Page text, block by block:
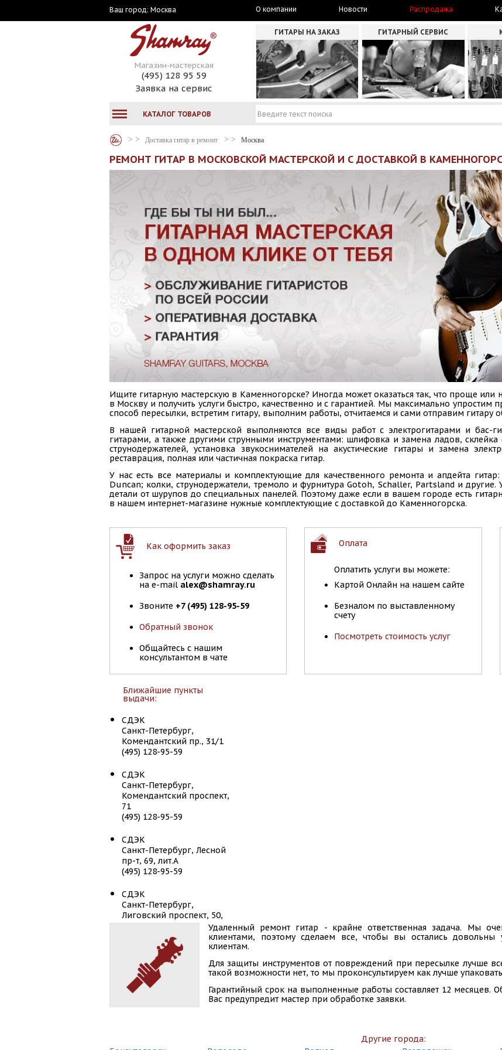
Ваш город: Москва О компании Новости Распродажа
Магазин-мастерская
(495) 128 95 59
Заявка на сервис
ГИТАРЫ НА ЗАКАЗ ГИТАРНЫЙ СЕРВИС
КАТАЛОГ ТОВАРОВ
Доставка гитар в ремонт Москва
РЕМОНТ ГИТАР В МОСКОВСКОЙ МАСТЕРСКОЙ И С ДОСТАВКОЙ В
Ищите гитарную мастерскую в Каменногорске? Иногда может оказаться так, что проще или
в Москву и получить услуги быстро, качественно и с гарантией. Мы максимально
способ пересылки, встретим гитару, выполним работы, отчитаемся и сами отправим гитару
В нашей гитарной мастерской выполняются все виды работ с электрогитарами и бас-
гитарами, а также другими струнными инструментами: шлифовка и замена ладов,
струнодержателей, установка звукоснимателей на акустические гитары и замена
реставрация, полная или частичная покраска гитар.
У нас есть все материалы и комплектующие для качественного ремонта и апдейта
Duncan; колки, струнодержатели, тремоло и фурнитура Gotoh, Schaller, Partsland и
детали от шурупов до специальных панелей. Поэтому даже если в вашем городе есть
в нашем интернет-магазине нужные комплектующие с доставкой до Каменногорска.
Как оформить заказ
Запрос на услуги можно сделать
на e-mail alex@shamray.ru
Звоните +7 (495) 128-95-59
Обратный звонок
Общайтесь с нашим
консультантом в чате
Оплата
Оплатить услуги вы можете:
Картой Онлайн на нашем сайте
Безналом по выставленному
счету
Посмотреть стоимость услуг
Ближайшие пункты
выдачи:
СДЭК
Санкт-Петербург,
Комендантский пр., 31/1
(495) 128-95-59
СДЭК
Санкт-Петербург,
Комендантский проспект,
71
(495) 128-95-59
СДЭК
Санкт-Петербург, Лесной
пр-т, 69, лит.А
(495) 128-95-59
СДЭК
Санкт-Петербург,
Лиговский проспект, 50,
лит Х
(495) 128-95-59
Санкт-Петербург,
Лиговский пр-т, д.50,
корп.13
Удаленный ремонт гитар - крайне ответственная задача. Мы
клиентами, поэтому сделаем все, чтобы вы остались
клиентам.
Для защиты инструментов от повреждений при пересылке лучше
такой возможности нет, то мы проконсультируем как лучше упаковать
Гарантийный срок на выполненные работы составляет 12 месяцев.
Вас предупредит мастер при обработке заявки.
Другие города: